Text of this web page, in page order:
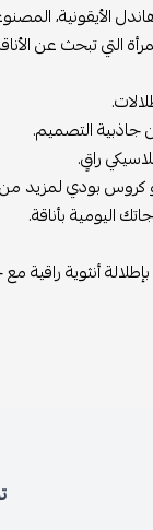
الأيقونية،
التي تبحث عن
التصميم.
راقٍ.
كروس بودي لمزيد من
اليومية بأناقة.
أنثوية راقية